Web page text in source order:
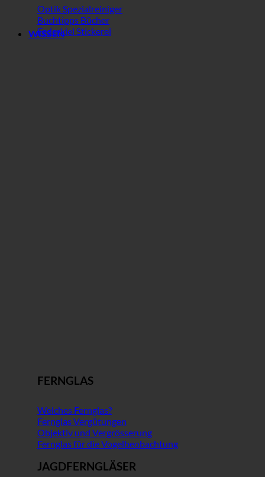
Optik Spezialreiniger
Buchtipps Bücher
Federkiel Stickerei
WISSEN
FERNGLAS
Welches Fernglas?
Fernglas Vergütungen
Objektiv und Vergrösserung
Fernglas für die Vogelbeobachtung
JAGDFERNGLÄSER